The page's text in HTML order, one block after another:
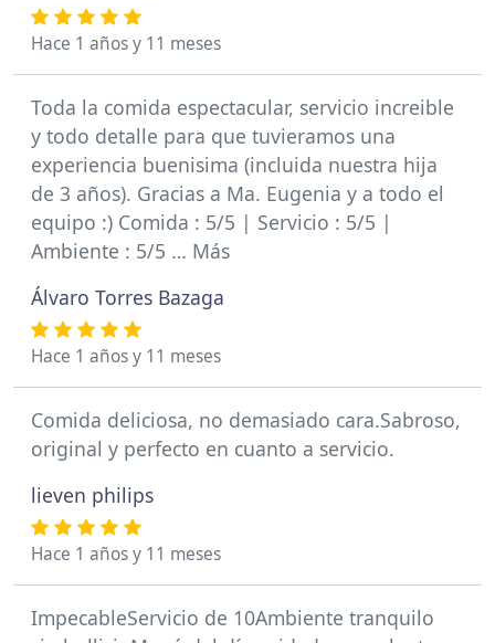
Hace 1 años y 11 meses
Toda la comida espectacular, servicio increible
y todo detalle para que tuvieramos una
experiencia buenisima (incluida nuestra hija
de 3 años). Gracias a Ma. Eugenia y a todo el
equipo :) Comida : 5/5 | Servicio : 5/5 |
Ambiente : 5/5 … Más
Álvaro Torres Bazaga
Hace 1 años y 11 meses
Comida deliciosa, no demasiado cara.Sabroso,
original y perfecto en cuanto a servicio.
lieven philips
Hace 1 años y 11 meses
ImpecableServicio de 10Ambiente tranquilo